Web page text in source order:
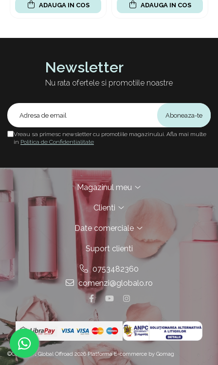
ADAUGA IN COS ADAUGA IN COS
Newsletter
Nu rata ofertele si promotiile noastre
Vreau sa primesc newsletter cu promotiile magazinului. Afla mai multe
in Politica de Confidentialitate
Magazinul meu
Clienti
Date comerciale
Suport clienti
0753482360
comenzi@globalo.ro
©Copyright Global Offroad 2026 Platforma E-commerce by Gomag